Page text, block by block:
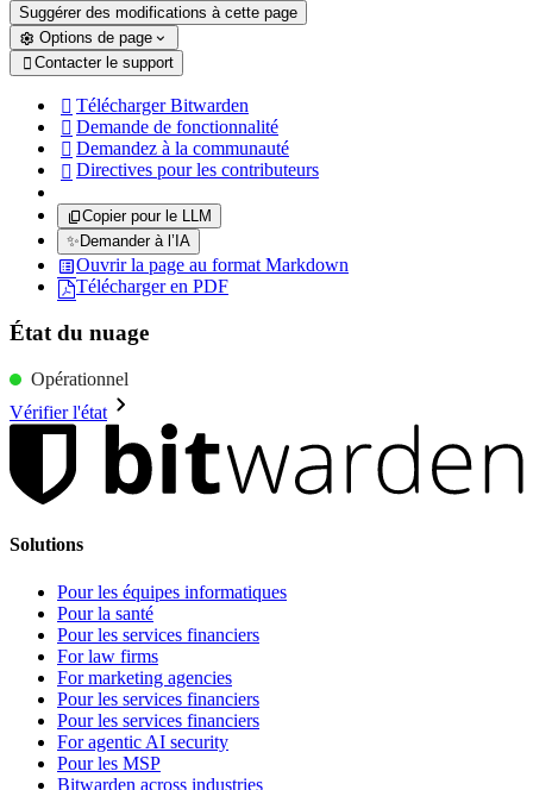
Suggérer des modifications à cette page
Options de page
 Contacter le support
 Télécharger Bitwarden
 Demande de fonctionnalité
 Demandez à la communauté
 Directives pour les contributeurs
Copier pour le LLM
✨ Demander à l’IA
Ouvrir la page au format Markdown
Télécharger en PDF
État du nuage
Opérationnel
Vérifier l'état
Solutions
Pour les équipes informatiques
Pour la santé
Pour les services financiers
For law firms
For marketing agencies
Pour les services financiers
Pour les services financiers
For agentic AI security
Pour les MSP
Bitwarden across industries